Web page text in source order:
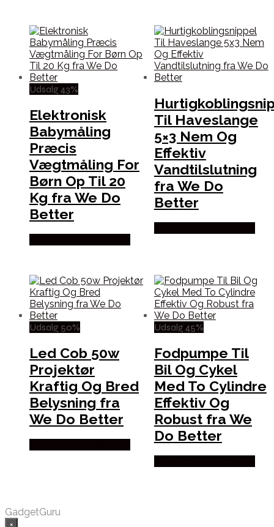
Udsalg 43%
Elektronisk
Babymåling
Præcis
Vægtmåling For
Børn Op Til 20
Kg fra We Do
Better
Til Haveslange
5×3 Nem Og
Effektiv
Vandtilslutning
fra We Do
Better
Udsalg 50%
Led Cob 50w
Projektør
Kraftig Og Bred
Belysning fra
We Do Better
Udsalg 45%
Fodpumpe Til
Bil Og Cykel
Med To Cylindre
Effektiv Og
Robust fra We
Do Better
GadgetGuru
×